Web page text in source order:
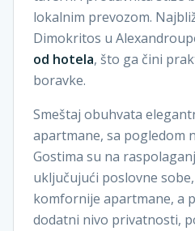
lokalnim prevozom.
Dimokritos u
od hotela, što ga čini
boravke.
Smeštaj obuhvata
apartmane, sa pogledom
Gostima su na
uključujući poslovne
komfornije apartmane, a
dodatni nivo privatnosti,